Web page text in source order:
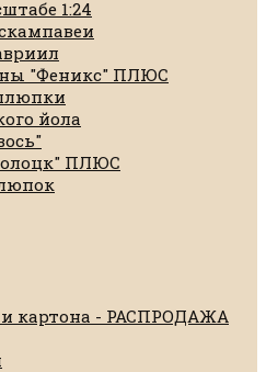
1:24
"Феникс" ПЛЮС
йола
ПЛЮС
и картона - РАСПРОДАЖА